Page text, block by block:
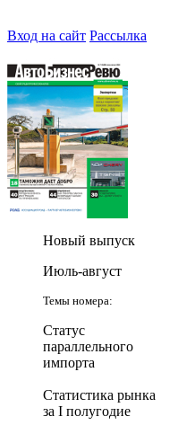
Вход на сайт Рассылка
Новый выпуск
Июль-август
Темы номера:
Статус
параллельного
импорта
Статистика рынка
за I полугодие